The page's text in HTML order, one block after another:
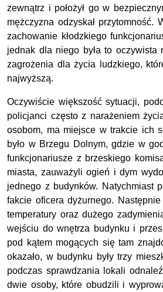
zewnątrz i położył go w
mężczyzna odzyskał przytomność.
zachowanie kłodzkiego
jednak dla niego była to oczywista
zagrożenia dla życia ludzkiego,
najwyższą.
Oczywiście większość sytuacji,
policjanci często z narażeniem
osobom, ma miejsce w trakcie ich
było w Brzegu Dolnym, gdzie w
funkcjonariusze z brzeskiego
miasta, zauważyli ogień i dym
jednego z budynków. Natychmiast
fakcie oficera dyżurnego.
temperatury oraz dużego
wejściu do wnętrza budynku i
pod kątem mogących się tam
okazało, w budynku były trzy
podczas sprawdzania lokali
dwie osoby, które obudzili i